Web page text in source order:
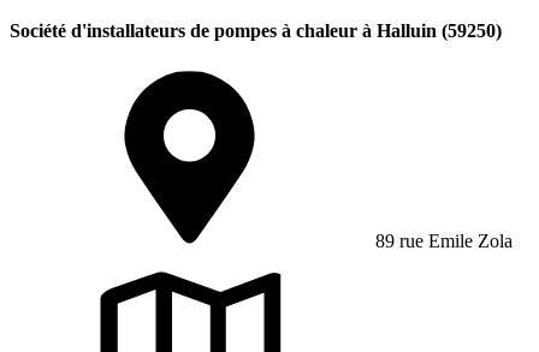
Société d'installateurs de pompes à chaleur à Halluin (59250)
89 rue Emile Zola